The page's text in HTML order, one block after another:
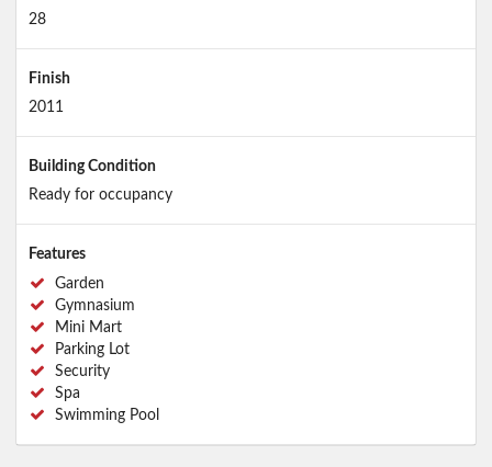
28
Finish
2011
Building Condition
Ready for occupancy
Features
Garden
Gymnasium
Mini Mart
Parking Lot
Security
Spa
Swimming Pool